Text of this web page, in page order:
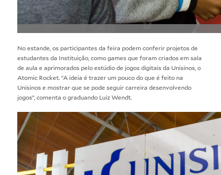
No estande, os participantes da feira podem conferir projetos de
estudantes da Instituição, como games que foram criados em sala
de aula e aprimorados pelo estúdio de jogos digitais da Unisinos, o
Atomic Rocket. “A ideia é trazer um pouco do que é feito na
Unisinos e mostrar que se pode seguir carreira desenvolvendo
jogos”, comenta o graduando Luiz Wendt.